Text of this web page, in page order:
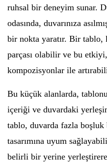
ruhsal bir deneyim sunar.
odasında, duvarınıza
bir nokta yaratır. Bir tablo,
parçası olabilir ve bu
kompozisyonlar ile
Bu küçük alanlarda,
içeriği ve duvardaki
tablo, duvarda fazla boşluk
tasarımına uyum
belirli bir yerine